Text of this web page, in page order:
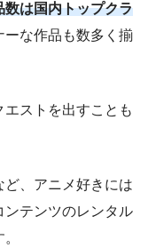
数は国内トップクラ
ーな作品も数多く揃
ストを出すことも
ど、アニメ好きには
ンテンツのレンタル